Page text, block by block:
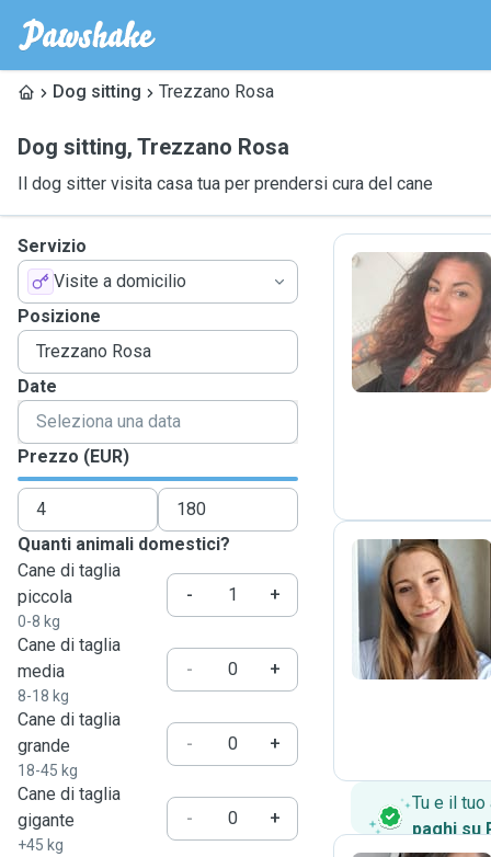
Dog sitting Trezzano Rosa
Dog sitting, Trezzano Rosa
Il dog sitter visita casa tua per prendersi cura del cane
Servizio
Visite a domicilio
Posizione
Date
Prezzo (EUR)
Quanti animali domestici?
Cane di taglia
piccola
0-8 kg
- +
Cane di taglia
media
8-18 kg
- +
Cane di taglia
grande
18-45 kg
- +
Cane di taglia
gigante
+45 kg
- +
D
E
Tu e il
paghi su